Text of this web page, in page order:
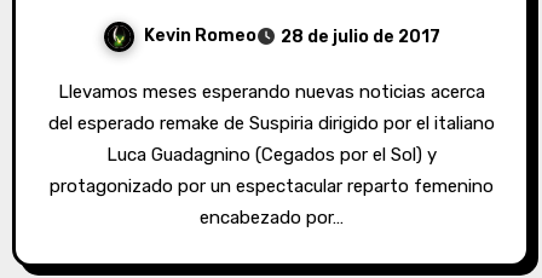
Kevin Romeo 28 de julio de 2017
Llevamos meses esperando nuevas noticias acerca
del esperado remake de Suspiria dirigido por el italiano
Luca Guadagnino (Cegados por el Sol) y
protagonizado por un espectacular reparto femenino
encabezado por…